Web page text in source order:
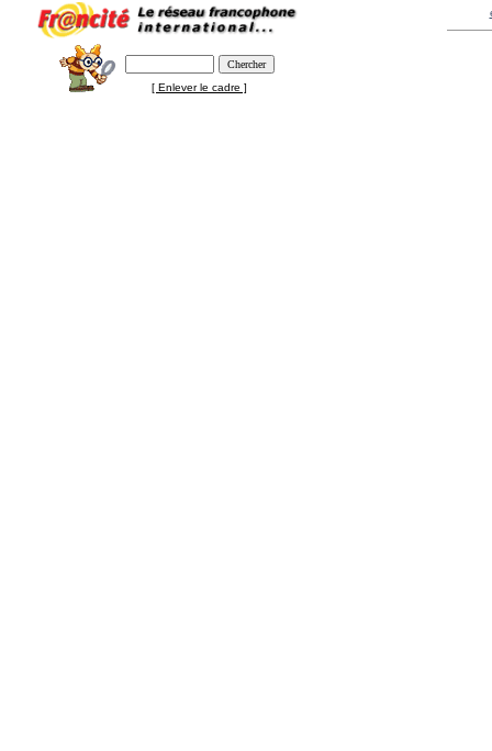
[ Enlever le cadre ]